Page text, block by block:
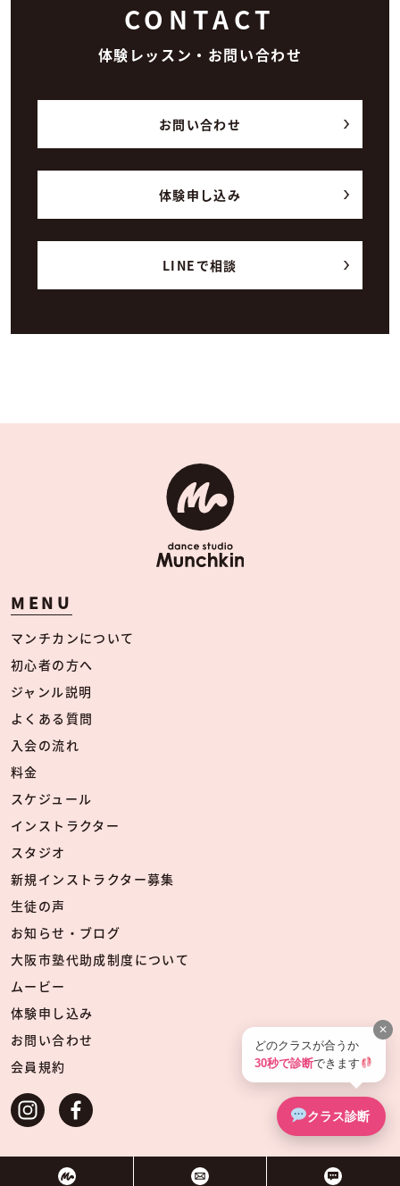
CONTACT
体験レッスン・お問い合わせ
お問い合わせ
体験申し込み
LINEで相談
MENU
マンチカンについて
初心者の方へ
ジャンル説明
よくある質問
入会の流れ
料金
スケジュール
インストラクター
スタジオ
新規インストラクター募集
生徒の声
お知らせ・ブログ
大阪市塾代助成制度について
ムービー
体験申し込み
お問い合わせ
会員規約
✕
どのクラスが合うか
30秒で診断できます
クラス診断